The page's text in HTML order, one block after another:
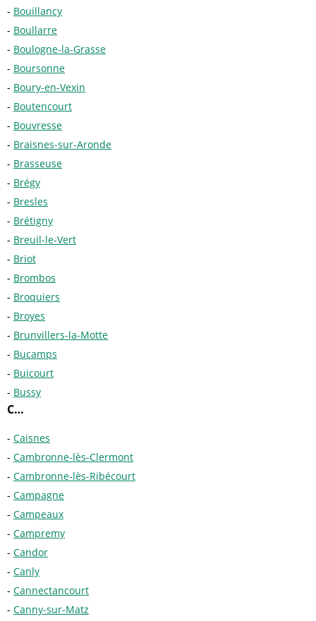
Bouillancy
Boullarre
Boulogne-la-Grasse
Boursonne
Boury-en-Vexin
Boutencourt
Bouvresse
Braisnes-sur-Aronde
Brasseuse
Brégy
Bresles
Brétigny
Breuil-le-Vert
Briot
Brombos
Broquiers
Broyes
Brunvillers-la-Motte
Bucamps
Buicourt
Bussy
C…
Caisnes
Cambronne-lès-Clermont
Cambronne-lès-Ribécourt
Campagne
Campeaux
Campremy
Candor
Canly
Cannectancourt
Canny-sur-Matz